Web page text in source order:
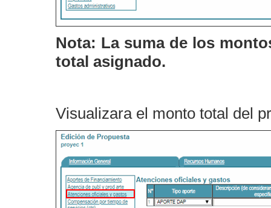
Nota: La suma de los
total asignado.
Visualizara el monto total del